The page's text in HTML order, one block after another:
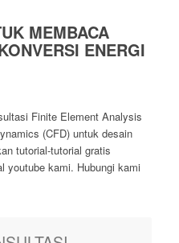
MEMBACA
ENERGI
Finite Element Analysis
(CFD) untuk desain
tutorial-tutorial gratis
youtube kami. Hubungi kami